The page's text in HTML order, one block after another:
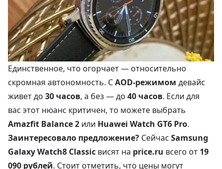
Единственное, что огорчает — относительно
скромная автономность. СAOD-режимом девайс
живет до 30 часов, а без — до 40 часов. Если для
вас этот нюанс критичен, то можете выбрать
Amazfit Balance 2 или Huawei Watch GT6 Pro.
Заинтересовало предложение? Сейчас Samsung
Galaxy Watch8 Classic висят на price.ru всего от 19
090 рублей. Стоит отметить, что цены могут